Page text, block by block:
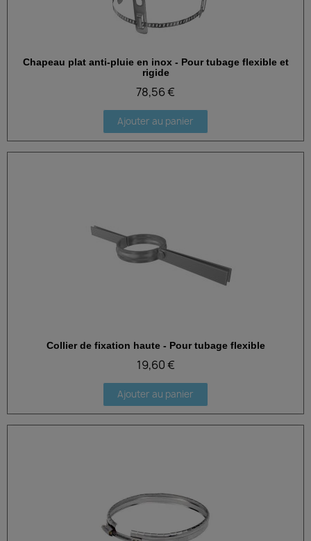
Aperçu rapide
Chapeau plat anti-pluie en inox - Pour tubage flexible et
rigide
78,56 €
Ajouter au panier
Aperçu rapide
Collier de fixation haute - Pour tubage flexible
19,60 €
Ajouter au panier